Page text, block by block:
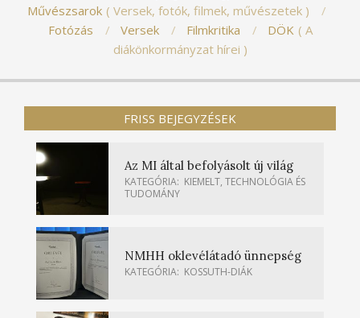
Művészsarok
Versek, fotók, filmek, művészetek
Fotózás
Versek Filmkritika DÖK
A
diákönkormányzat hírei
FRISS BEJEGYZÉSEK
Az MI által befolyásolt új világ
KATEGÓRIA: KIEMELT, TECHNOLÓGIA ÉS
TUDOMÁNY
NMHH oklevélátadó ünnepség
KATEGÓRIA: KOSSUTH-DIÁK